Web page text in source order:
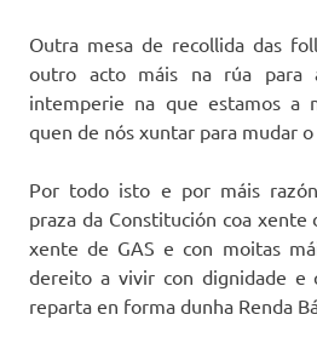
Outra mesa de recollida das
outro acto máis na rúa para
intemperie na que estamos a
quen de nós xuntar para mudar o
Por todo isto e por máis
praza da Constitución coa xente
xente de GAS e con moitas
dereito a vivir con dignidade e
reparta en forma dunha Renda